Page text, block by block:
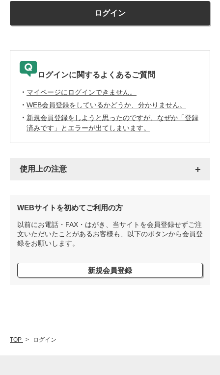
ログイン
ログインに関するよくあるご質問
マイページにログインできません。
WEB会員登録をしているかどうか、分かりません。
新規会員登録をしようと思ったのですが、なぜか「登録
済みです」とエラーが出てしまいます。
使用上の注意
WEBサイトを初めてご利用の方
以前にお電話・FAX・はがき、当サイトを会員登録せずご注
文いただいたことがあるお客様も、以下のボタンから会員登
録をお願いします。
新規会員登録
TOP ログイン